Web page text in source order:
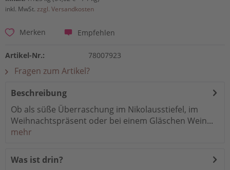
inkl. MwSt. zzgl. Versandkosten
Merken Empfehlen
Artikel-Nr.: 78007923
Fragen zum Artikel?
Beschreibung
Ob als süße Überraschung im Nikolausstiefel, im
Weihnachtspräsent oder bei einem Gläschen Wein...
mehr
Was ist drin?